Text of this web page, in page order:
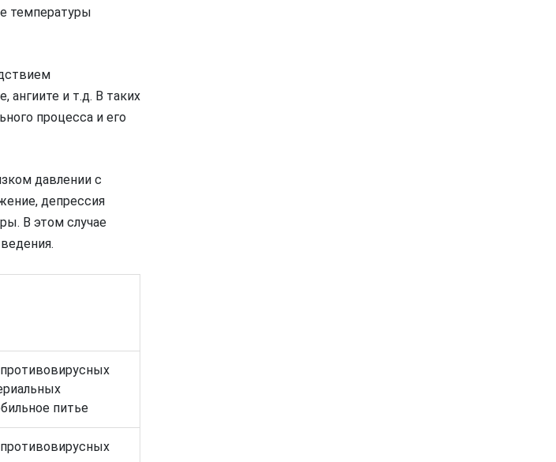
температуры
ангиите и т.д. В таких
процесса и его
давлении с
депрессия
В этом случае
питье